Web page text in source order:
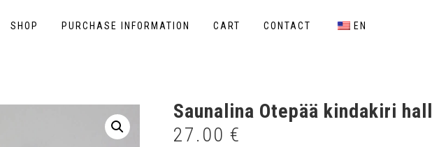
SHOP PURCHASE INFORMATION CART CONTACT EN
Saunalina Otepää kindakiri hall
27.00 €